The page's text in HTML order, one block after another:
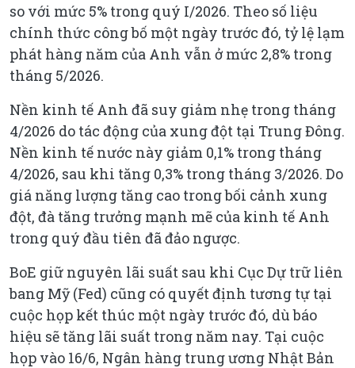
so với mức 5% trong quý I/2026. Theo số liệu
chính thức công bố một ngày trước đó, tỷ lệ lạm
phát hàng năm của Anh vẫn ở mức 2,8% trong
tháng 5/2026.
Nền kinh tế Anh đã suy giảm nhẹ trong tháng
4/2026 do tác động của xung đột tại Trung Đông.
Nền kinh tế nước này giảm 0,1% trong tháng
4/2026, sau khi tăng 0,3% trong tháng 3/2026. Do
giá năng lượng tăng cao trong bối cảnh xung
đột, đà tăng trưởng mạnh mẽ của kinh tế Anh
trong quý đầu tiên đã đảo ngược.
BoE giữ nguyên lãi suất sau khi Cục Dự trữ liên
bang Mỹ (Fed) cũng có quyết định tương tự tại
cuộc họp kết thúc một ngày trước đó, dù báo
hiệu sẽ tăng lãi suất trong năm nay. Tại cuộc
họp vào 16/6, Ngân hàng trung ương Nhật Bản